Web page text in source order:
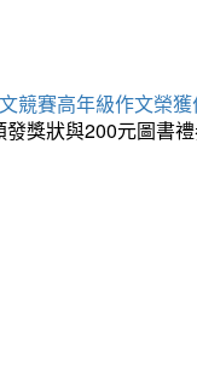
競賽高年級作文榮
獎狀與200元圖書